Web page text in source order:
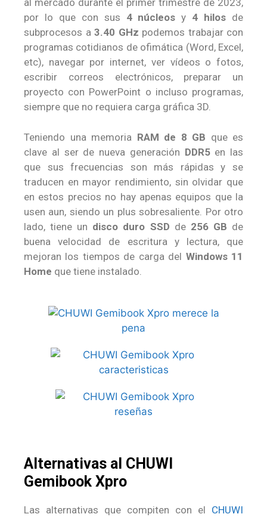
al mercado durante el primer trimestre de 2023,
por lo que con sus 4 núcleos y 4 hilos de
subprocesos a 3.40 GHz podemos trabajar con
programas cotidianos de ofimática (Word, Excel,
etc), navegar por internet, ver vídeos o fotos,
escribir correos electrónicos, preparar un
proyecto con PowerPoint o incluso programas,
siempre que no requiera carga gráfica 3D.
Teniendo una memoria RAM de 8 GB que es
clave al ser de nueva generación DDR5en las
que sus frecuencias son más rápidas y se
traducen en mayor rendimiento, sin olvidar que
en estos precios no hay apenas equipos que la
usen aun, siendo un plus sobresaliente. Por otro
lado, tiene un disco duro SSD de 256 GB de
buena velocidad de escritura y lectura, que
mejoran los tiempos de carga del Windows 11
Home que tiene instalado.
Alternativas al CHUWI
Gemibook Xpro
Las alternativas que compiten con el CHUWI